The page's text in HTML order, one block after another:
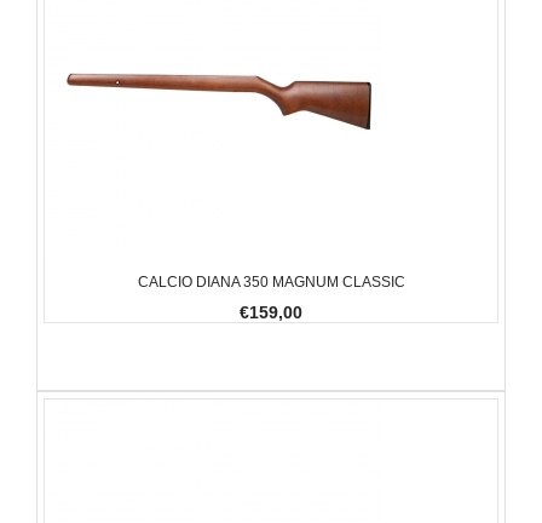
CALCIO DIANA 350 MAGNUM CLASSIC
€159,00